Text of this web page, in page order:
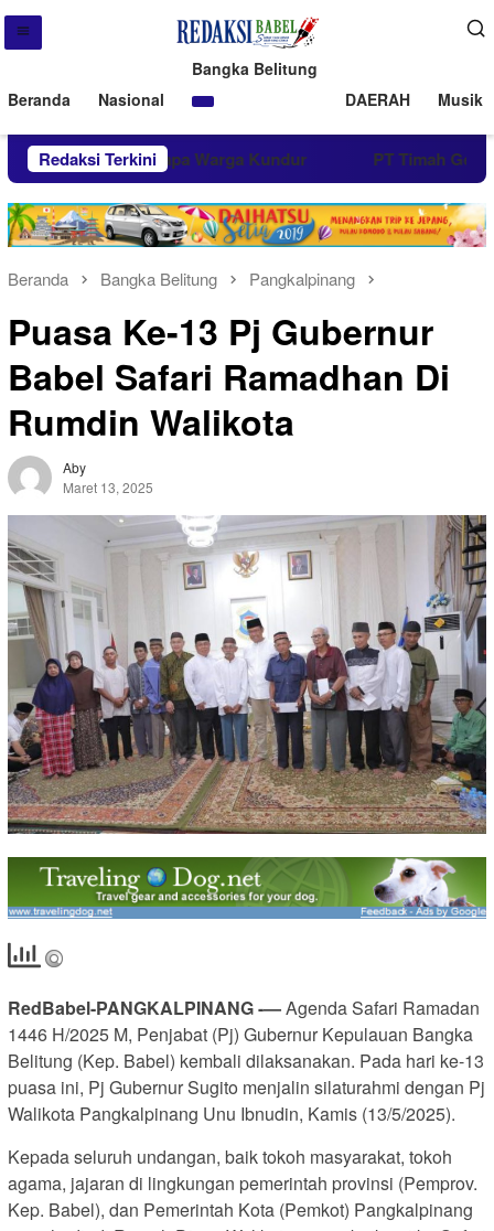
Beranda Nasional
Bangka Belitung
DAERAH
Musik
Redaksi Terkini
PT Timah Sapa Warga Kundur PT Timah Gelar
Beranda Bangka Belitung Pangkalpinang
Puasa Ke-13 Pj Gubernur
Babel Safari Ramadhan Di
Rumdin Walikota
Aby
Maret 13, 2025
RedBabel-PANGKALPINANG -—Agenda Safari Ramadan
1446 H/2025 M, Penjabat (Pj) Gubernur Kepulauan Bangka
Belitung (Kep. Babel) kembali dilaksanakan. Pada hari ke-13
puasa ini, Pj Gubernur Sugito menjalin silaturahmi dengan Pj
Walikota Pangkalpinang Unu Ibnudin, Kamis (13/5/2025).
Kepada seluruh undangan, baik tokoh masyarakat, tokoh
agama, jajaran di lingkungan pemerintah provinsi (Pemprov.
Kep. Babel), dan Pemerintah Kota (Pemkot) Pangkalpinang